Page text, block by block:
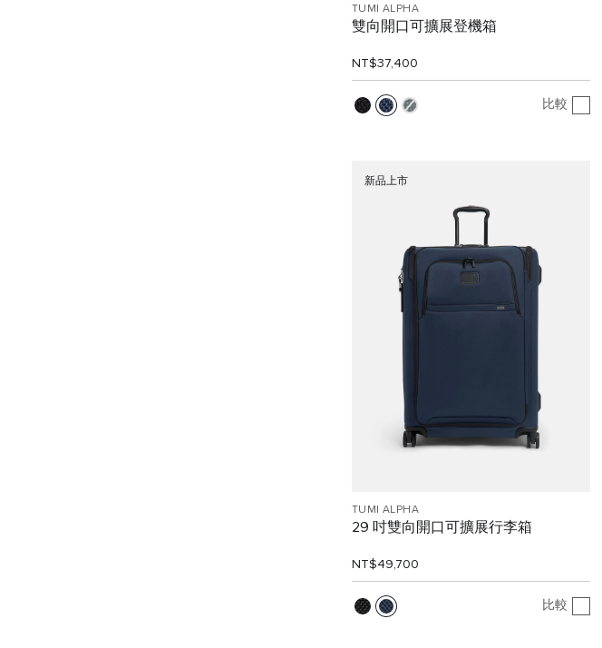
TUMI ALPHA
雙向開口可擴展登機箱
NT$37,400
比較
新品上市
TUMI ALPHA
29 吋雙向開口可擴展行李箱
NT$49,700
比較